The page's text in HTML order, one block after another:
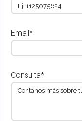
Email*
Consulta*